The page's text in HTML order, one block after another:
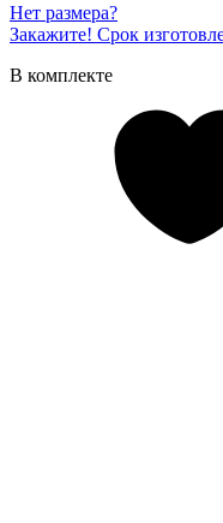
Нет размера?
Закажите! Срок
В комплекте